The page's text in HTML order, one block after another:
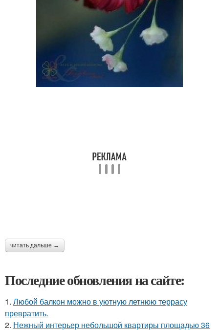
читать дальше →
Последние обновления на сайте:
1. Любой балкон можно в уютную летнюю террасу
превратить.
2. Нежный интерьер небольшой квартиры площадью 36